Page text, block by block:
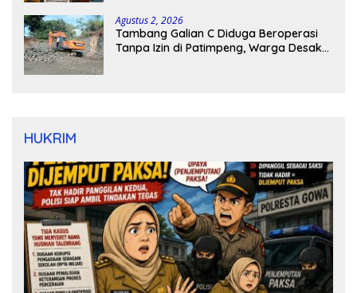
Agustus 2, 2026
Tambang Galian C Diduga Beroperasi
Tanpa Izin di Patimpeng, Warga Desak
HUKRIM